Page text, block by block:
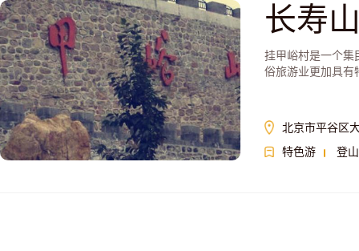
长寿
挂甲峪村是一个集
俗旅游业更加具有
北京市平谷区
特色游
登山